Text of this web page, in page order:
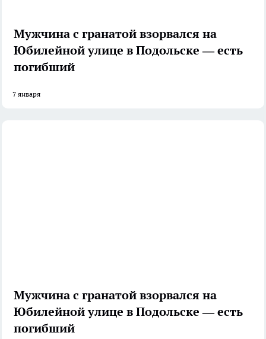
Мужчина с гранатой взорвался на
Юбилейной улице в Подольске — есть
погибший
7 января
Мужчина с гранатой взорвался на
Юбилейной улице в Подольске — есть
погибший